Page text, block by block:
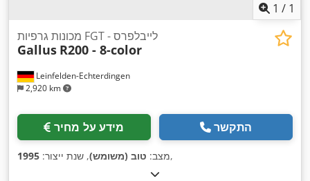
1 / 1
Leinfelden-Echterdingen
2,920 km
מכונות גרפיות FGT - לייבלפרס
Gallus R200 - 8-color
מידע על מחיר התקשר
מצב: טוב (משומש), שנת ייצור: 1995 ,